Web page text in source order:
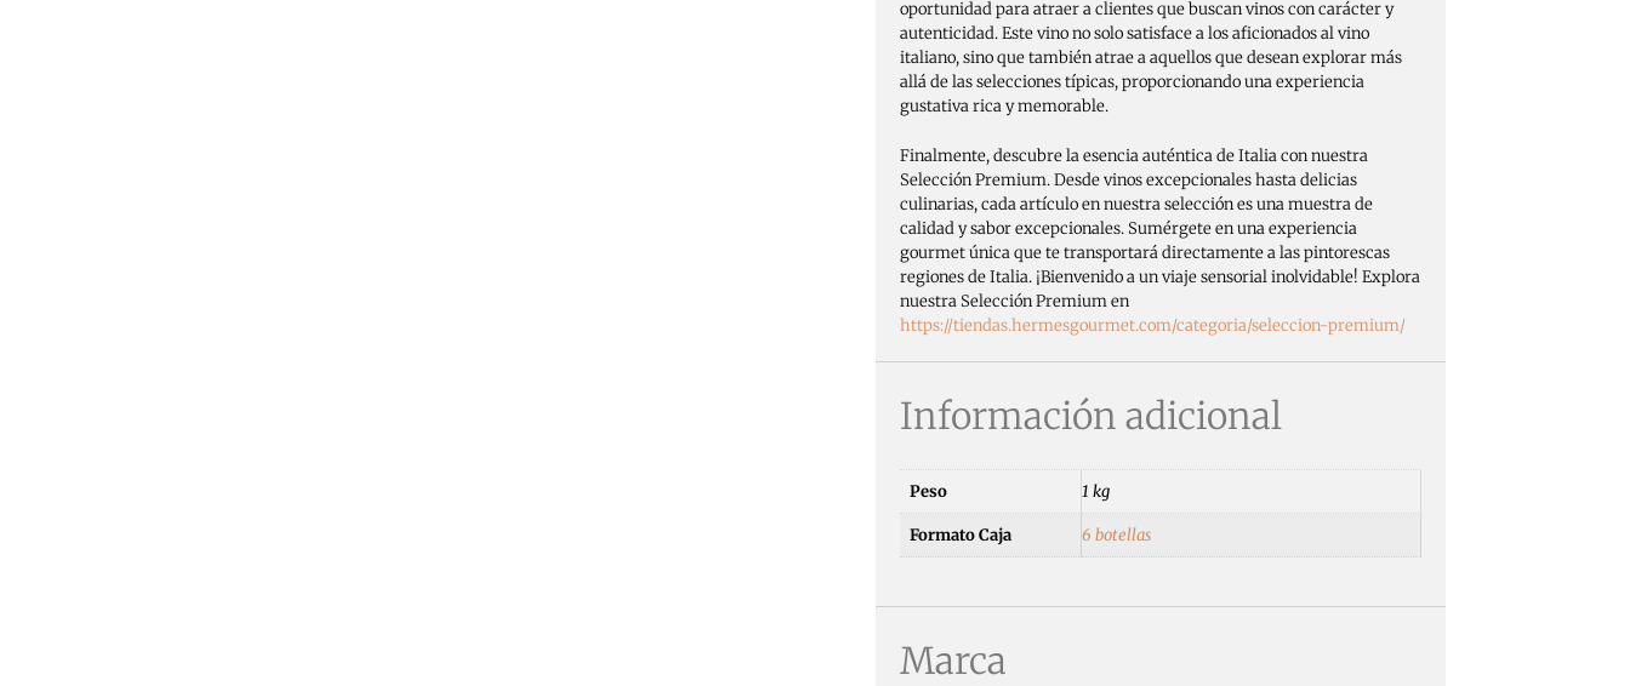
oportunidad para atraer a clientes que buscan vinos con carácter y
autenticidad. Este vino no solo satisface a los aficionados al vino
italiano, sino que también atrae a aquellos que desean explorar más
allá de las selecciones típicas, proporcionando una experiencia
gustativa rica y memorable.
Finalmente, descubre la esencia auténtica de Italia con nuestra
Selección Premium. Desde vinos excepcionales hasta delicias
culinarias, cada artículo en nuestra selección es una muestra de
calidad y sabor excepcionales. Sumérgete en una experiencia
gourmet única que te transportará directamente a las pintorescas
regiones de Italia. ¡Bienvenido a un viaje sensorial inolvidable! Explora
nuestra Selección Premium en
https://tiendas.hermesgourmet.com/categoria/seleccion-premium/
Información adicional
Peso 1 kg
Formato Caja 6 botellas
Marca